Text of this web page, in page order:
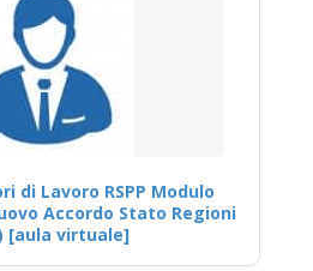
di Lavoro RSPP Modulo
Accordo Stato Regioni
[aula virtuale]